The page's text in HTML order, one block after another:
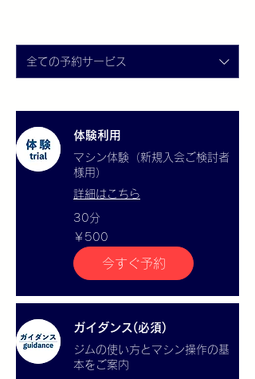
全ての予約サービス
体験利用
マシン体験（新規入会ご検討者
様用）
詳細はこちら
30分
500
円
￥500
今すぐ予約
ガイダンス(必須)
ジムの使い方とマシン操作の基
本をご案内